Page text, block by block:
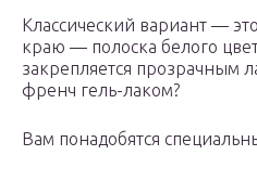
Классический вариант —
краю — полоска белого
закрепляется прозрачным
френч гель-лаком?
Вам понадобятся